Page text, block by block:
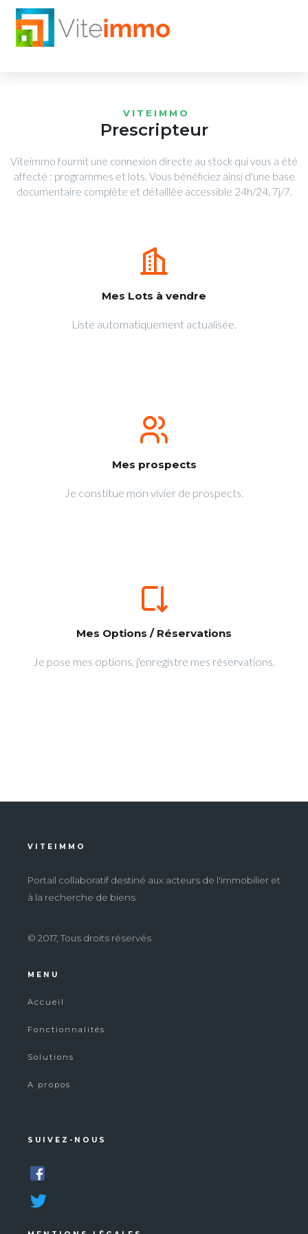
VITEIMMO
Prescripteur
Viteimmo fournit une connexion directe au stock qui vous a été
affecté : programmes et lots. Vous bénéficiez ainsi d'une base
documentaire complète et détaillée accessible 24h/24, 7j/7.
Mes Lots à vendre
Liste automatiquement actualisée.
Mes prospects
Je constitue mon vivier de prospects.
Mes Options / Réservations
Je pose mes options, j'enregistre mes réservations.
VITEIMMO
Portail collaboratif destiné aux acteurs de l'immobilier et
à la recherche de biens
© 2017, Tous droits réservés
MENU
Accueil
Fonctionnalités
Solutions
A propos
SUIVEZ-NOUS